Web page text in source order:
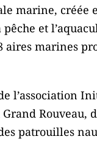
marine, créée
et
marines
l’association
Rouveau,
patrouilles